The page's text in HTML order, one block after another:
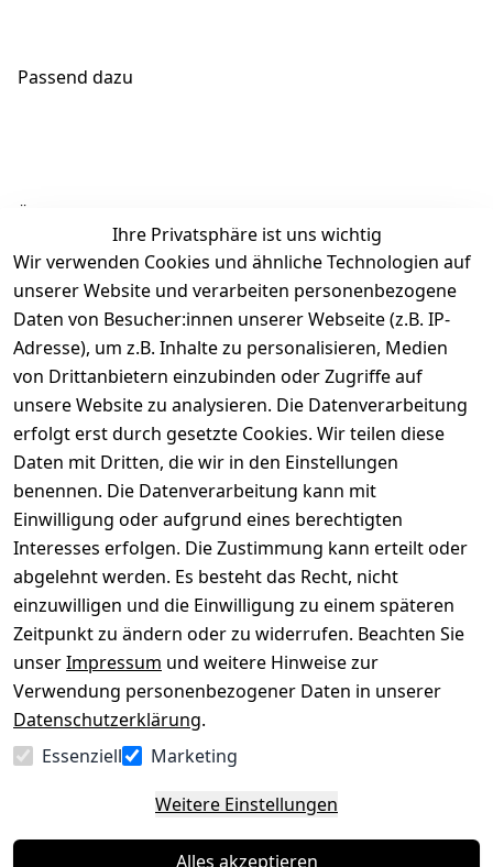
Passend dazu
Ähnliche Produkte
Ihre Privatsphäre ist uns wichtig
Wir verwenden Cookies und ähnliche Technologien auf
unserer Website und verarbeiten personenbezogene
Daten von Besucher:innen unserer Webseite (z.B. IP-
Adresse), um z.B. Inhalte zu personalisieren, Medien
von Drittanbietern einzubinden oder Zugriffe auf
unsere Website zu analysieren. Die Datenverarbeitung
erfolgt erst durch gesetzte Cookies. Wir teilen diese
Daten mit Dritten, die wir in den Einstellungen
benennen. Die Datenverarbeitung kann mit
Einwilligung oder aufgrund eines berechtigten
Interesses erfolgen. Die Zustimmung kann erteilt oder
abgelehnt werden. Es besteht das Recht, nicht
einzuwilligen und die Einwilligung zu einem späteren
Zeitpunkt zu ändern oder zu widerrufen. Beachten Sie
unserImpressum und weitere Hinweise zur
Verwendung personenbezogener Daten in unserer
Datenschutzerklärung.
Essenziell
Marketing
Weitere Einstellungen
Alles akzeptieren
Rechtliches
AGB
Impressum
Datenschutze
rklärung
Barrierefreihe
itserklärung
Widerrufsrec
ht
Über uns
Kontakt
Registrieren
Kataloge zum
Download
Pflege &
Kundendienst
Kiefermöbel
Hilfe
Wir
versenden
mit
Zahle
bequem per
Vertrag
widerrufen